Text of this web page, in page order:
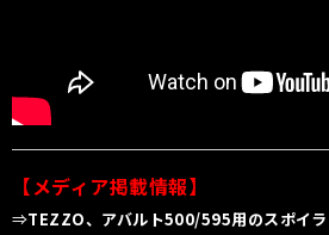
【メディア掲載情報】
⇒TEZZO、アバルト500/595用のスポイ